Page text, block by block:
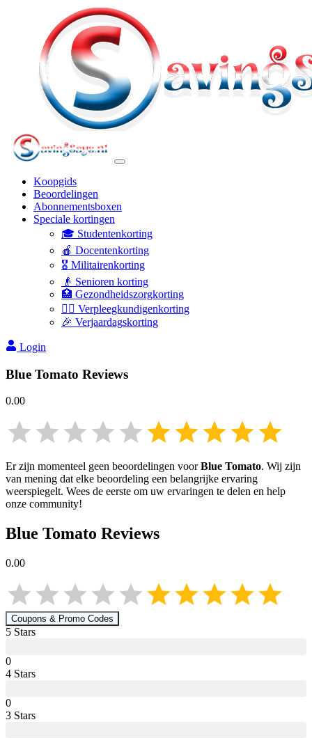
Koopgids
Beoordelingen
Abonnementsboxen
Speciale kortingen
🎓 Studentenkorting
🍎 Docentenkorting
🎖️ Militairenkorting
👴 Senioren korting
🏥 Gezondheidszorgkorting
👩‍⚕️ Verpleegkundigenkorting
🎉 Verjaardagskorting
Login
Blue Tomato Reviews
0.00
Er zijn momenteel geen beoordelingen voorBlue Tomato. Wij zijn
van mening dat elke beoordeling een belangrijke ervaring
weerspiegelt. Wees de eerste om uw ervaringen te delen en help
onze community!
Blue Tomato Reviews
0.00
Coupons & Promo Codes
5 Stars
0
4 Stars
0
3 Stars